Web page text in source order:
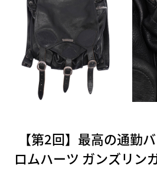
【第2回】最高の通勤
ロムハーツ ガンズリン